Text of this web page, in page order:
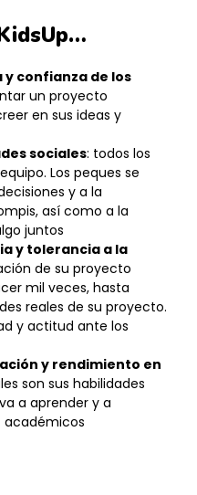
confianza de los
un proyecto
en sus ideas y
sociales: todos los
Los peques se
y a la
así como a la
juntos
y tolerancia a la
de su proyecto
mil veces, hasta
reales de su proyecto.
y actitud ante los
y rendimiento en
son sus habilidades
a aprender y a
académicos